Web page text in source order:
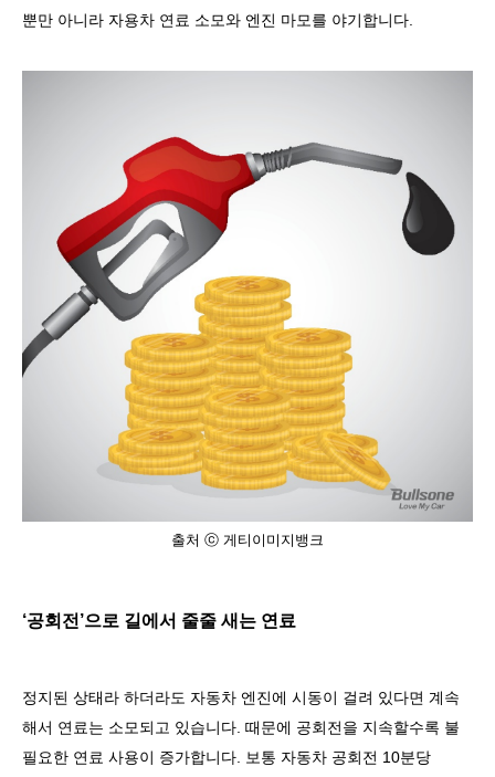
뿐만 아니라 자용차 연료 소모와 엔진 마모를 야기합니다
출처 ⓒ 게티이미지뱅크
‘공회전 ’으로 길에서 줄줄 새는 연료
정지된 상태라 하더라도 자동차 엔진에 시동이 걸려 있다면 계속
해서 연료는 소모되고 있습니다 때문에 공회전을 지속할수록 불
필요한 연료 사용이 증가합니다
보통 자동차 공회전 10분당